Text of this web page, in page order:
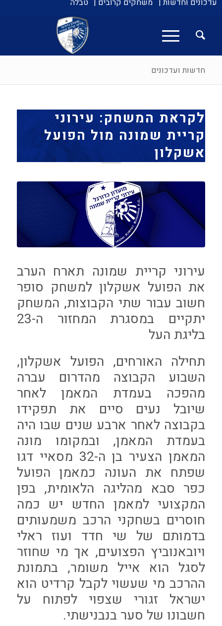
עדכונים וחדשות | משחקים קרובים | טבלה
חדשות ועדכונים
לקראת המשחק: עירוני
קריית שמונה מול הפועל
אשקלון
עירוני קריית שמונה תארח הערב
את הפועל אשקלון למשחק סופר
חשוב עבור שתי הקבוצות, המשחק
יתקיים במסגרת המחזור ה-23
בליגת העל
תחילה האורחים, הפועל אשקלון,
השבוע הקבוצה מהדרום עברה
מהפכה בעמדת המאמן לאחר
שיובל נעים סיים את תפקידו
בקבוצה לאחר ארבע שנים שבו היה
בעמדת המאמן, ובמקומו מונה
המאמן הצעיר בן ה-32 מסאיי דגו
שפתח את העונה כמאמן הפועל
כפר סבא מהליגה הלאומית, בפן
המקצועי למאמן החדש יש כמה
חוסרים בשחקני הרכב משמעותים
בדמותם של שי חדד ועוז ראלי
ויובאנוביץ הפצועים, אך מי שחוזר
לסגל הוא אייל משומר, בתמונת
ההרכב מי שעשוי לקבל קרדיט הוא
ישראל זגורי שצפוי לפתוח על
חשבונו של סער בנבנישתי.